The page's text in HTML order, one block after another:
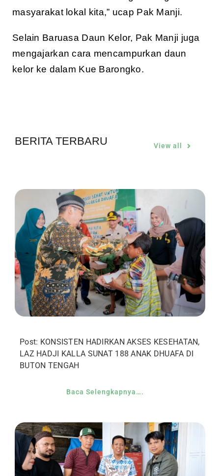
masyarakat lokal kita,” ucap Pak Manji.
Selain Baruasa Daun Kelor, Pak Manji juga
mengajarkan cara mencampurkan daun
kelor ke dalam Kue Barongko.
BERITA TERBARU View all
Post: KONSISTEN HADIRKAN AKSES KESEHATAN,
LAZ HADJI KALLA SUNAT 188 ANAK DHUAFA DI
BUTON TENGAH
Baca Selengkapnya….